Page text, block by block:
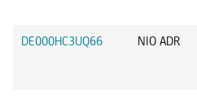
DE000HC3UQ66 NIO ADR